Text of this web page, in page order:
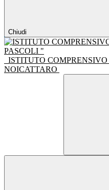
Chiudi
ISTITUTO
NOICATTARO